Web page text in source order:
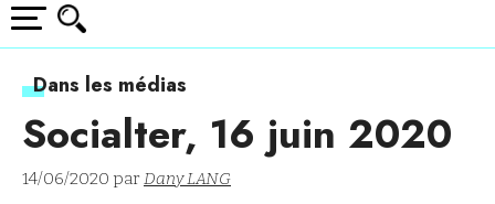
Dans les médias
Socialter, 16 juin 2020
14/06/2020 parDany LANG